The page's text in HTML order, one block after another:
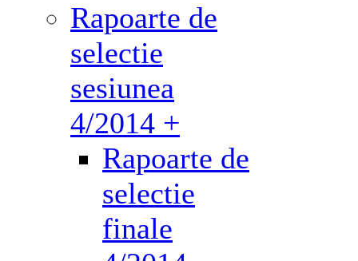
Rapoarte de
selectie
sesiunea
4/2014 +
Rapoarte de
selectie
finale